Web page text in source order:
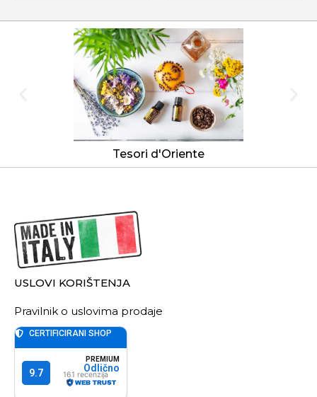
Tesori d'Oriente
USLOVI KORIŠTENJA
Pravilnik o uslovima prodaje